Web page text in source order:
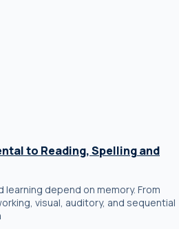
to Reading, Spelling and
learning depend on memory. From
visual, auditory, and sequential